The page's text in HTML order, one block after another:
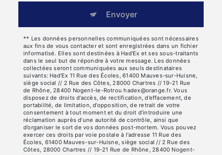
Envoyer
** Les données personnelles communiquées sont nécessaires
aux fins de vous contacter et sont enregistrées dans un fichier
informatisé. Elles sont destinées à Had'Ex et ses sous-traitants
dans le seul but de répondre à votre message. Les données
collectées seront communiquées aux seuls destinataires
suivants: Had'Ex 11 Rue des Écoles, 61400 Mauves-sur-Huisne,
siège social // 2 Rue des Côtes, 28000 Chartres // 19-21 Rue
de Rhône, 28400 Nogent-le-Rotrou hadex@orange.fr. Vous
disposez de droits d’accès, de rectification, d’effacement, de
portabilité, de limitation, d’opposition, de retrait de votre
consentement à tout moment et du droit d’introduire une
réclamation auprès d’une autorité de contrôle, ainsi que
d’organiser le sort de vos données post-mortem. Vous pouvez
exercer ces droits par voie postale à l'adresse 11 Rue des
Écoles, 61400 Mauves-sur-Huisne, siège social // 2 Rue des
Côtes, 28000 Chartres // 19-21 Rue de Rhône, 28400 Nogent-